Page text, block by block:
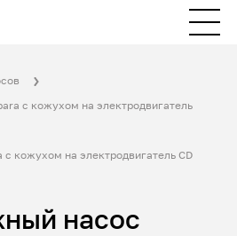
с кожухом на электродвигатель
кожухом на электродвигатель CD
насос